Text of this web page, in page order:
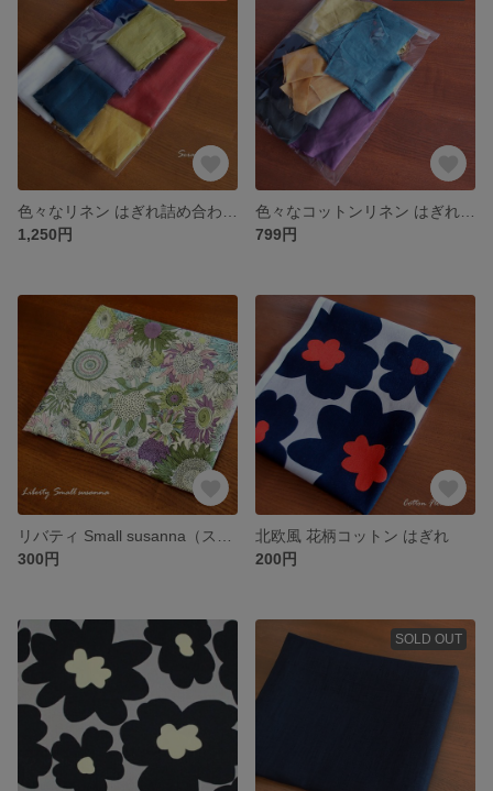
1,250円
799円
300円
北欧風 花柄コットン はぎれ
200円
SOLD OUT